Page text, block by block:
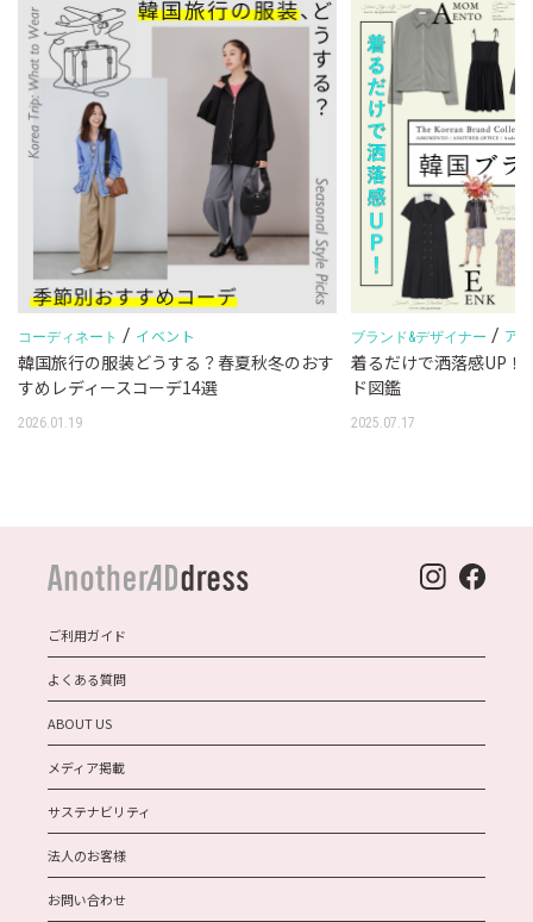
コーディネート / イベント
韓国旅行の服装どうする？春夏秋冬のおす
すめレディースコーデ14選
2026.01.19
ブランド&デザイナー / ア
着るだけで洒落感UP！
ド図鑑
2025.07.17
ご利用ガイド
よくある質問
ABOUT US
メディア掲載
サステナビリティ
法人のお客様
お問い合わせ